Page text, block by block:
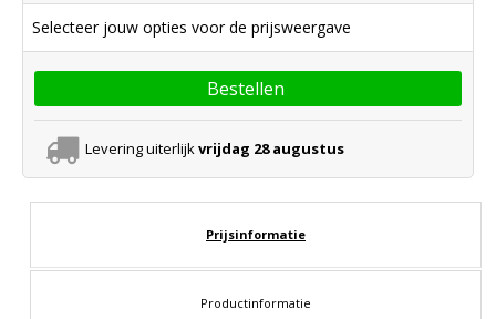
Selecteer jouw opties voor de prijsweergave
Bestellen
Levering uiterlijkvrijdag 28 augustus
Prijsinformatie
Productinformatie